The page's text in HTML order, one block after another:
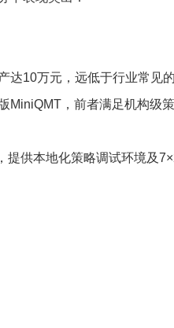
达10万元，远低于行业常见
MiniQMT，前者满足机构级
提供本地化策略调试环境及